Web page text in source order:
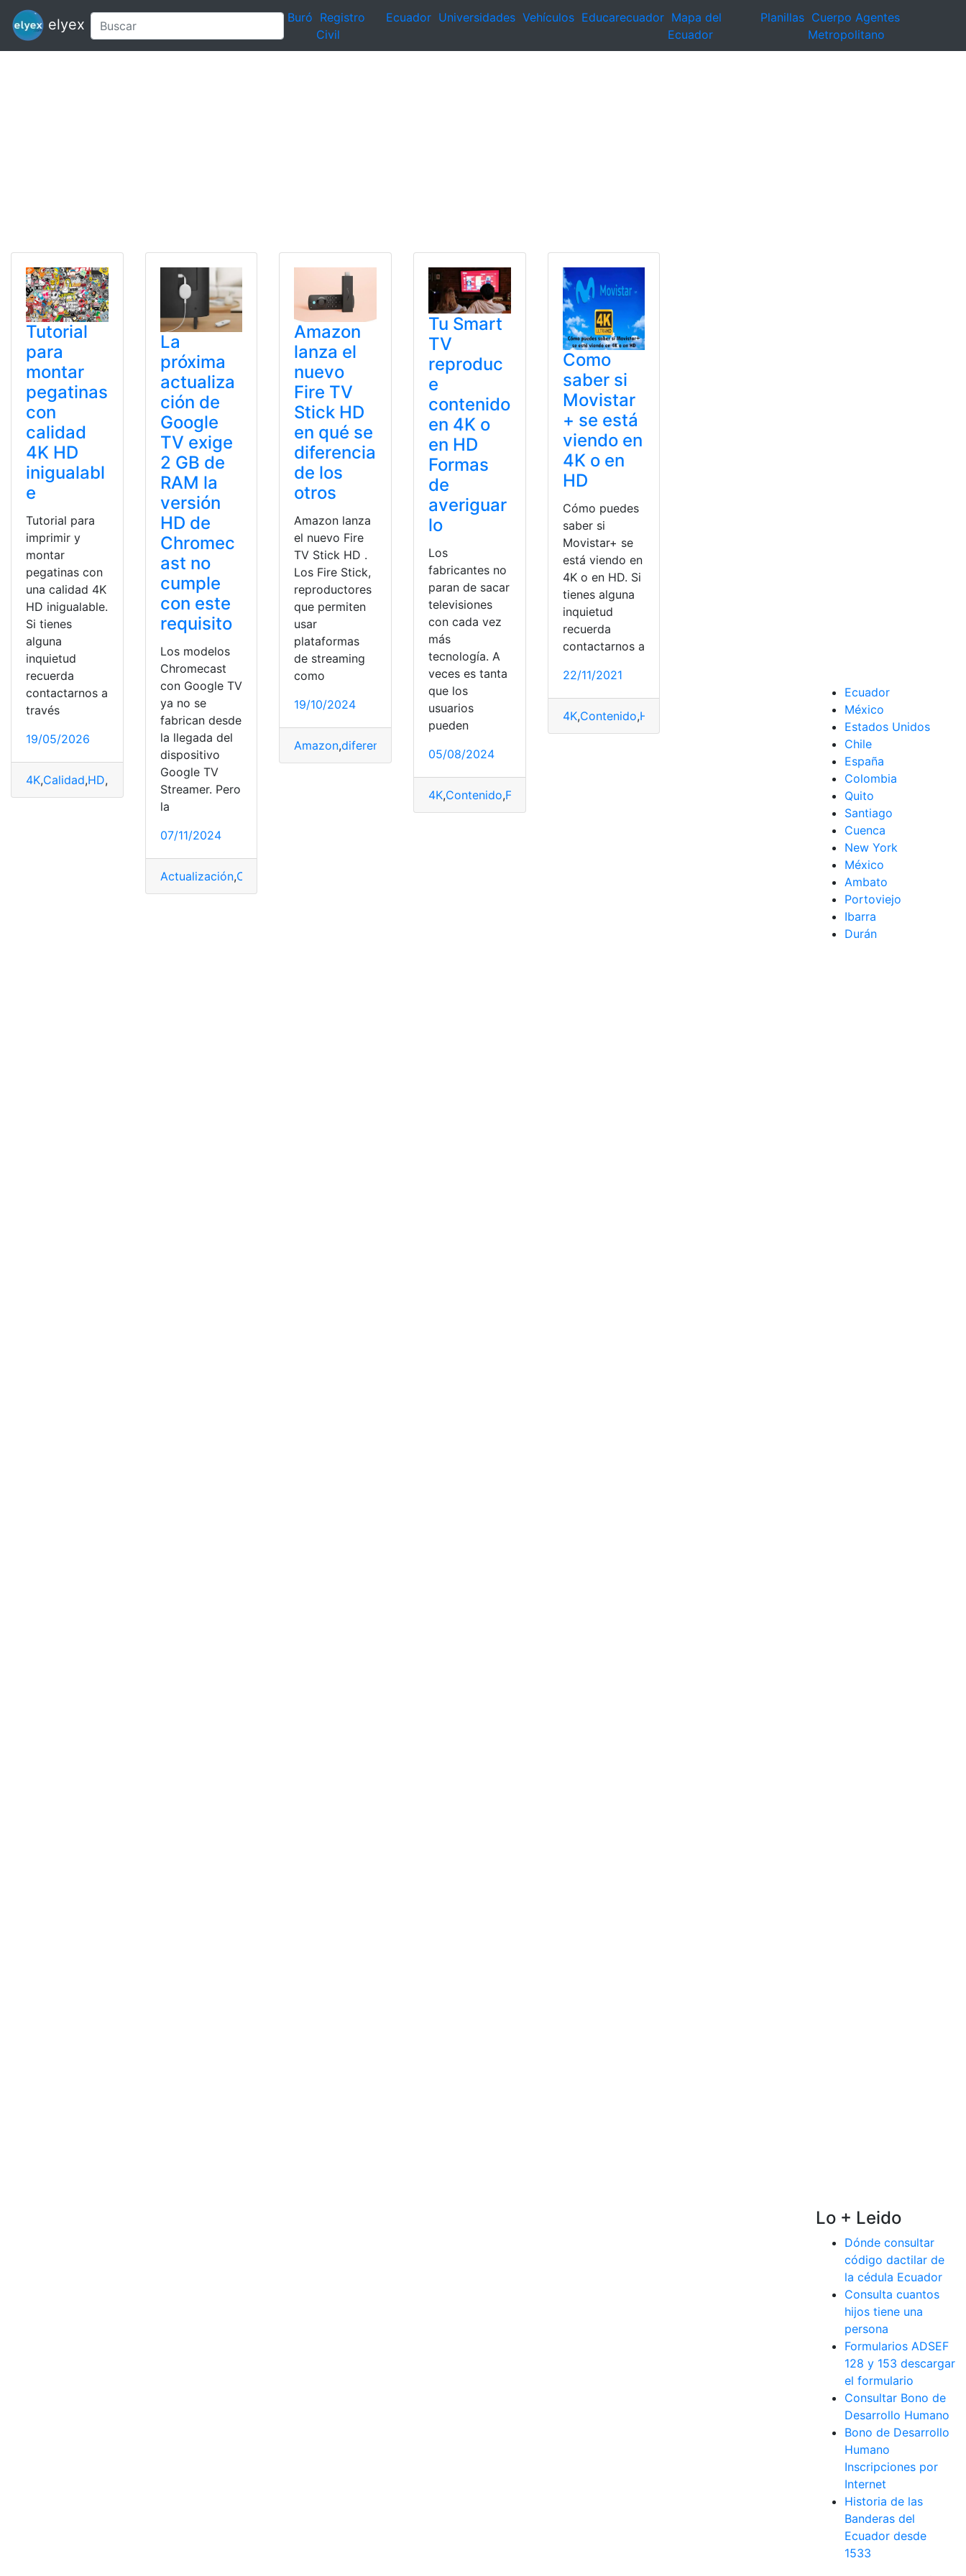
elyex Buró Registro
Civil
Ecuador Universidades Vehículos Educarecuador Mapa del
Ecuador
Planillas Cuerpo Agentes
Metropolitano
Tutorial
para
montar
pegatinas
con
calidad
4K HD
inigualabl
e
Tutorial para
imprimir y
montar
pegatinas con
una calidad 4K
HD inigualable.
Si tienes
alguna
inquietud
recuerda
contactarnos a
través
19/05/2026
4K,Calidad,HD, inigualable,Montar pegatinas
La
próxima
actualiza
ción de
Google
TV exige
2 GB de
RAM la
versión
HD de
Chromec
ast no
cumple
con este
requisito
Los modelos
Chromecast
con Google TV
ya no se
fabrican desde
la llegada del
dispositivo
Google TV
Streamer. Pero
la
07/11/2024
Actualización,Chromecast
Amazon
lanza el
nuevo
Fire TV
Stick HD
en qué se
diferencia
de los
otros
Amazon lanza
el nuevo Fire
TV Stick HD .
Los Fire Stick,
reproductores
que permiten
usar
plataformas
de streaming
como
19/10/2024
Amazon,diferencia lanza
Tu Smart
TV
reproduc
e
contenido
en 4K o
en HD
Formas
de
averiguar
lo
Los
fabricantes no
paran de sacar
televisiones
con cada vez
más
tecnología. A
veces es tanta
que los
usuarios
pueden
05/08/2024
4K,Contenido,Formas
Como
saber si
Movistar
+ se está
viendo en
4K o en
HD
Cómo puedes
saber si
Movistar+ se
está viendo en
4K o en HD. Si
tienes alguna
inquietud
recuerda
contactarnos a
22/11/2021
4K,Contenido,HD
Ecuador
México
Estados Unidos
Chile
España
Colombia
Quito
Santiago
Cuenca
New York
México
Ambato
Portoviejo
Ibarra
Durán
Lo + Leido
Dónde consultar
código dactilar de
la cédula Ecuador
Consulta cuantos
hijos tiene una
persona
Formularios ADSEF
128 y 153 descargar
el formulario
Consultar Bono de
Desarrollo Humano
Bono de Desarrollo
Humano
Inscripciones por
Internet
Historia de las
Banderas del
Ecuador desde
1533